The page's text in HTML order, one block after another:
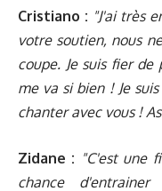
Cristiano : "J'ai très
votre soutien, nous
coupe. Je suis fier
me va si bien ! Je
chanter avec vous !
Zidane : "C'est une
chance